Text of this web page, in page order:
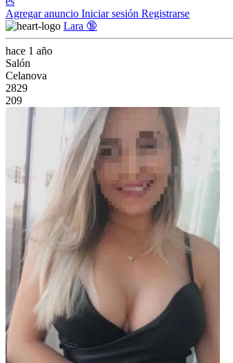
Agregar anuncio Iniciar sesión Registrarse
Lara 🔞
hace 1 año
Salón
Celanova
2829
209